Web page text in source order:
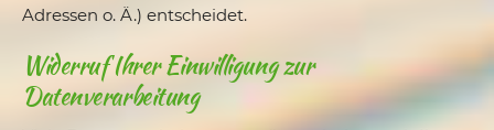
Adressen o. Ä.) entscheidet.
Widerruf Ihrer Einwilligung zur
Datenverarbeitung